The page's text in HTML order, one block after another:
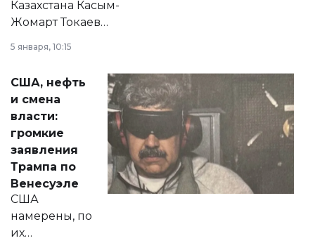
Казахстана Касым-
Жомарт Токаев
сразу несколько
актуальных тем —
от слухов о
политических
реформах до
вопросов армии,
экономики и
личного здоровья.
5 января, 10:15
США, нефть
и смена
власти:
громкие
заявления
Трампа по
Венесуэле
США
намерены, по
их